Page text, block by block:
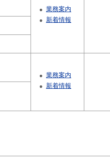
業務案内
新着情報
業務案内
新着情報